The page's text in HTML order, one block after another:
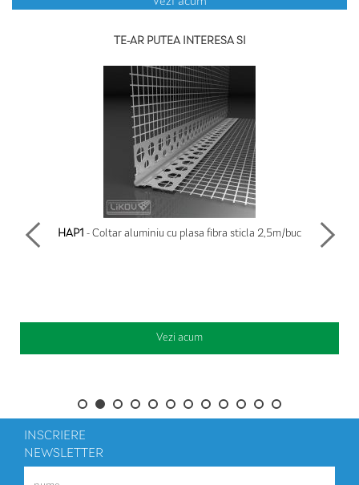
TE-AR PUTEA INTERESA SI
HAP1 - Coltar aluminiu cu plasa fibra sticla 2,5m/buc
Vezi acum
INSCRIERE
NEWSLETTER